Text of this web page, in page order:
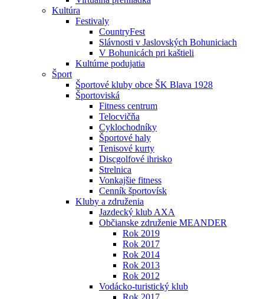
Kultúra
Festivaly
CountryFest
Slávnosti v Jaslovských Bohuniciach
V Bohunicách pri kaštieli
Kultúrne podujatia
Šport
Športové kluby obce ŠK Blava 1928
Športoviská
Fitness centrum
Telocvičňa
Cyklochodníky
Športové haly
Tenisové kurty
Discgolfové ihrisko
Strelnica
Vonkajšie fitness
Cenník športovísk
Kluby a združenia
Jazdecký klub AXA
Občianske združenie MEANDER
Rok 2019
Rok 2017
Rok 2014
Rok 2013
Rok 2012
Vodácko-turistický klub
Rok 2017